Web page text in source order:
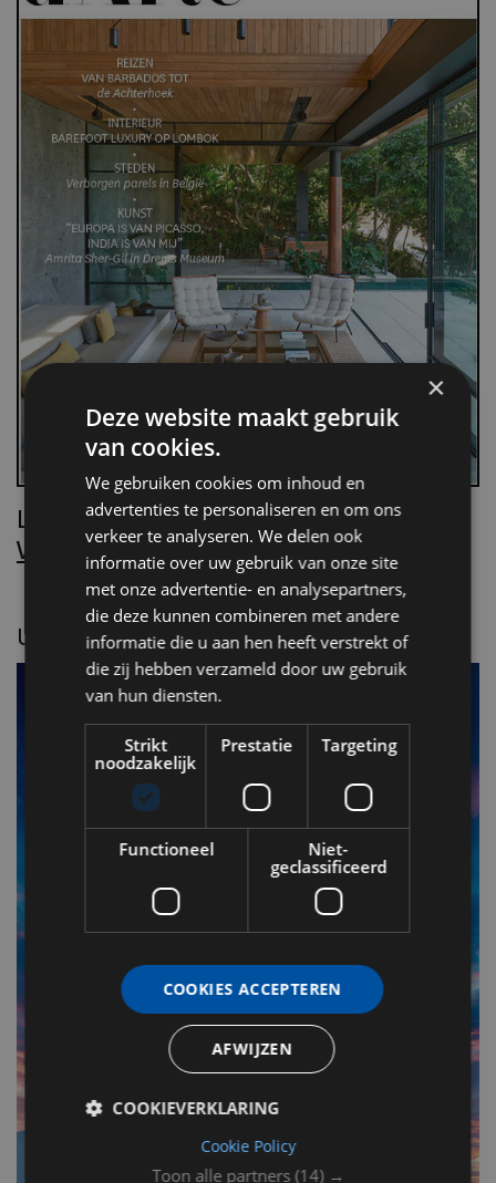
Lees Villa d’Arte!
Word nu abonnee.
UITGELICHT
×
Deze website maakt gebruik
van cookies.
We gebruiken cookies om inhoud en
advertenties te personaliseren en om ons
verkeer te analyseren. We delen ook
informatie over uw gebruik van onze site
met onze advertentie- en analysepartners,
die deze kunnen combineren met andere
informatie die u aan hen heeft verstrekt of
die zij hebben verzameld door uw gebruik
van hun diensten.
Toon alle partners (14) →
Strikt
noodzakelijk
Prestatie Targeting
Functioneel
Niet-
geclassificeerd
COOKIES ACCEPTEREN
AFWIJZEN
COOKIEVERKLARING
Cookie Policy